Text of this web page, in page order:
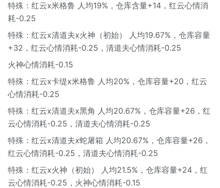
特殊：红云x米格鲁 人均19%，仓库含量+14，红云心情消
耗-0.25
特殊：红云x清道夫x火神（初始） 人均19.67%，仓库容量
+32，红云心情消耗-0.25，清道夫心情消耗-0.25
火神心情消耗-0.15
特殊：红云x卡缇x米格鲁 人均20%，仓库容量+20，红云
心情消耗-0.25
特殊：红云x清道夫x黑角 人均20.67%，仓库容量+26，红
云心情消耗-0.25，清道夫心情消耗-0.25
特殊：红云x清道夫x蛇屠箱 人均20.67%，仓库容量+26，
红云心情消耗-0.25，清道夫心情消耗-0.25
特殊：红云x火神（初始） 人均21.5%，仓库容量+24，红
云心情消耗-0.25，火神心情消耗-0.15